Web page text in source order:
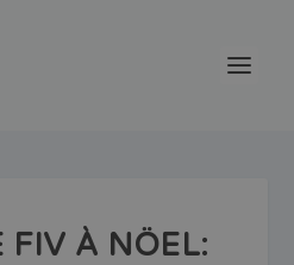
FIV À NÖEL: